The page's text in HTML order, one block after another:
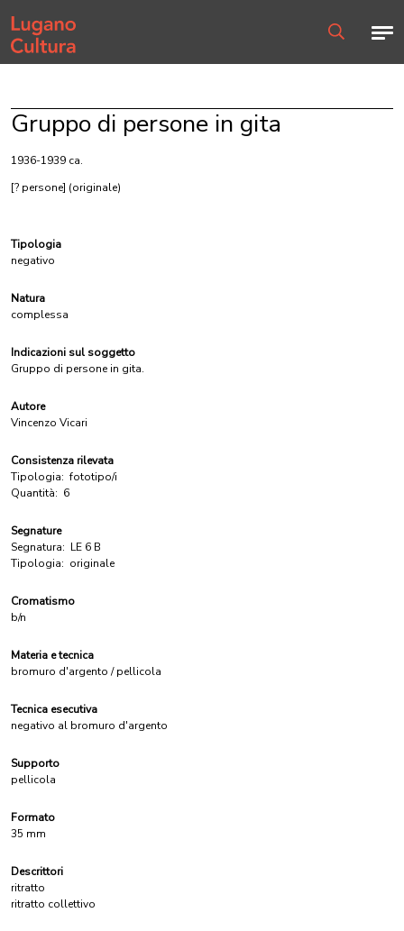
Home page
Gruppo di persone in gita
1936-1939 ca.
[? persone] (originale)
Tipologia
negativo
Natura
complessa
Indicazioni sul soggetto
Gruppo di persone in gita.
Autore
Vincenzo Vicari
Consistenza rilevata
Tipologia: fototipo/i
Quantità: 6
Segnature
Segnatura: LE 6 B
Tipologia: originale
Cromatismo
b/n
Materia e tecnica
bromuro d'argento / pellicola
Tecnica esecutiva
negativo al bromuro d'argento
Supporto
pellicola
Formato
35 mm
Descrittori
ritratto
ritratto collettivo